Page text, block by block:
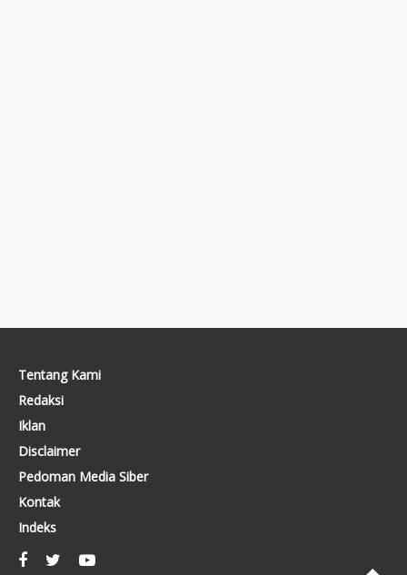
Tentang Kami
Redaksi
Iklan
Disclaimer
Pedoman Media Siber
Kontak
Indeks